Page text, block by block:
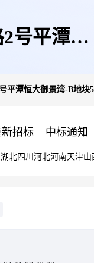
号平潭恒
平潭恒大御景湾-B地块
新招标 中标通知
湖北四川 河北河南天津山